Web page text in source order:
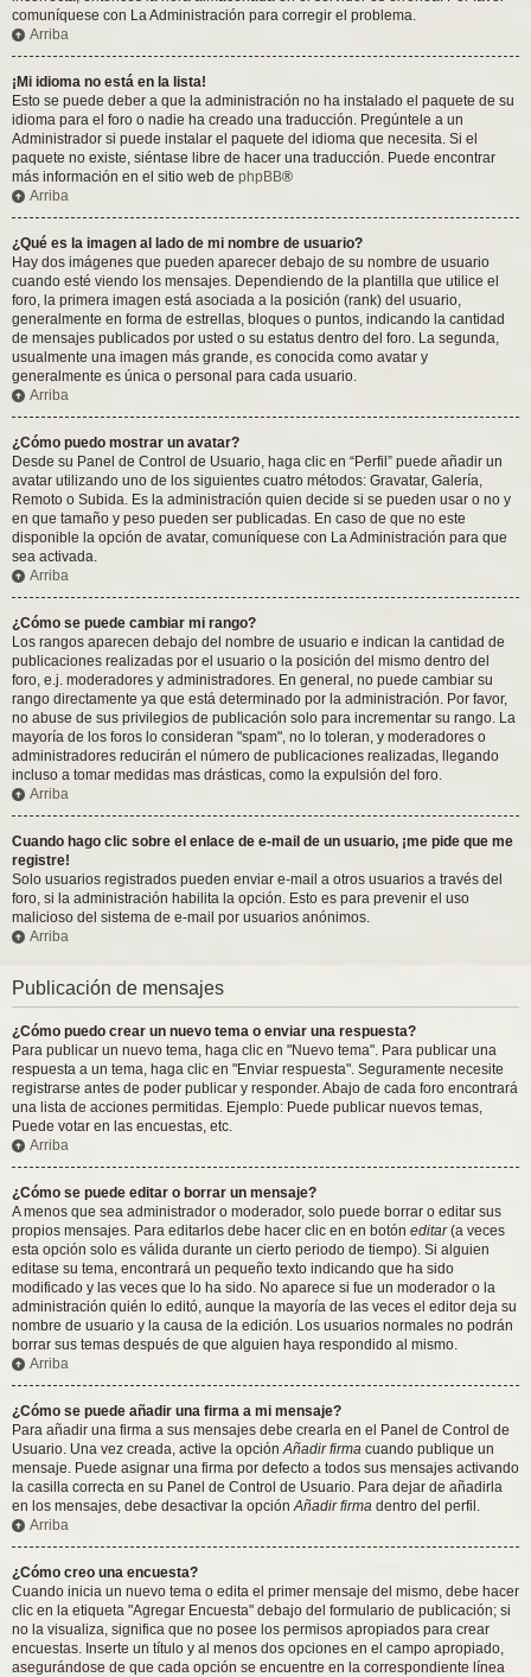
comuníquese con La Administración para corregir el problema.
Arriba
¡Mi idioma no está en la lista!
Esto se puede deber a que la administración no ha instalado el paquete de su
idioma para el foro o nadie ha creado una traducción. Pregúntele a un
Administrador si puede instalar el paquete del idioma que necesita. Si el
paquete no existe, siéntase libre de hacer una traducción. Puede encontrar
más información en el sitio web de phpBB®
Arriba
¿Qué es la imagen al lado de mi nombre de usuario?
Hay dos imágenes que pueden aparecer debajo de su nombre de usuario
cuando esté viendo los mensajes. Dependiendo de la plantilla que utilice el
foro, la primera imagen está asociada a la posición (rank) del usuario,
generalmente en forma de estrellas, bloques o puntos, indicando la cantidad
de mensajes publicados por usted o su estatus dentro del foro. La segunda,
usualmente una imagen más grande, es conocida como avatar y
generalmente es única o personal para cada usuario.
Arriba
¿Cómo puedo mostrar un avatar?
Desde su Panel de Control de Usuario, haga clic en “Perfil” puede añadir un
avatar utilizando uno de los siguientes cuatro métodos: Gravatar, Galería,
Remoto o Subida. Es la administración quien decide si se pueden usar o no y
en que tamaño y peso pueden ser publicadas. En caso de que no este
disponible la opción de avatar, comuníquese con La Administración para que
sea activada.
Arriba
¿Cómo se puede cambiar mi rango?
Los rangos aparecen debajo del nombre de usuario e indican la cantidad de
publicaciones realizadas por el usuario o la posición del mismo dentro del
foro, e.j. moderadores y administradores. En general, no puede cambiar su
rango directamente ya que está determinado por la administración. Por favor,
no abuse de sus privilegios de publicación solo para incrementar su rango. La
mayoría de los foros lo consideran "spam", no lo toleran, y moderadores o
administradores reducirán el número de publicaciones realizadas, llegando
incluso a tomar medidas mas drásticas, como la expulsión del foro.
Arriba
Cuando hago clic sobre el enlace de e-mail de un usuario, ¡me pide que me
registre!
Solo usuarios registrados pueden enviar e-mail a otros usuarios a través del
foro, si la administración habilita la opción. Esto es para prevenir el uso
malicioso del sistema de e-mail por usuarios anónimos.
Arriba
Publicación de mensajes
¿Cómo puedo crear un nuevo tema o enviar una respuesta?
Para publicar un nuevo tema, haga clic en "Nuevo tema". Para publicar una
respuesta a un tema, haga clic en "Enviar respuesta". Seguramente necesite
registrarse antes de poder publicar y responder. Abajo de cada foro encontrará
una lista de acciones permitidas. Ejemplo: Puede publicar nuevos temas,
Puede votar en las encuestas, etc.
Arriba
¿Cómo se puede editar o borrar un mensaje?
A menos que sea administrador o moderador, solo puede borrar o editar sus
propios mensajes. Para editarlos debe hacer clic en en botón editar(a veces
esta opción solo es válida durante un cierto periodo de tiempo). Si alguien
editase su tema, encontrará un pequeño texto indicando que ha sido
modificado y las veces que lo ha sido. No aparece si fue un moderador o la
administración quién lo editó, aunque la mayoría de las veces el editor deja su
nombre de usuario y la causa de la edición. Los usuarios normales no podrán
borrar sus temas después de que alguien haya respondido al mismo.
Arriba
¿Cómo se puede añadir una firma a mi mensaje?
Para añadir una firma a sus mensajes debe crearla en el Panel de Control de
Usuario. Una vez creada, active la opciónAñadir firma cuando publique un
mensaje. Puede asignar una firma por defecto a todos sus mensajes activando
la casilla correcta en su Panel de Control de Usuario. Para dejar de añadirla
en los mensajes, debe desactivar la opciónAñadir firma dentro del perfil.
Arriba
¿Cómo creo una encuesta?
Cuando inicia un nuevo tema o edita el primer mensaje del mismo, debe hacer
clic en la etiqueta "Agregar Encuesta" debajo del formulario de publicación; si
no la visualiza, significa que no posee los permisos apropiados para crear
encuestas. Inserte un título y al menos dos opciones en el campo apropiado,
asegurándose de que cada opción se encuentre en la correspondiente línea